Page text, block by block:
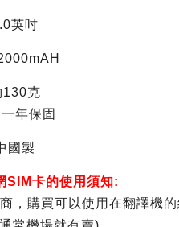
英吋
130克
年保固
國製
SIM卡的使用須知:
，購買可以使用在翻譯機